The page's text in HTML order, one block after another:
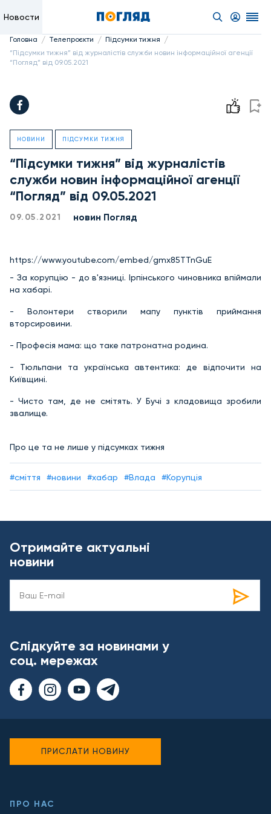
Новости
Головна / Телепроєкти / Підсумки тижня /
“Підсумки тижня” від журналістів служби новин інформаційної агенції
“Погляд” від 09.05.2021
НОВИНИ ПІДСУМКИ ТИЖНЯ
“Підсумки тижня” від журналістів
служби новин інформаційної агенції
“Погляд” від 09.05.2021
09.05.2021 новин Погляд
https://www.youtube.com/embed/gmx85TTnGuE
- За корупцію - до в'язниці. Ірпінського чиновника впіймали
на хабарі.
- Волонтери створили мапу пунктів приймання
вторсировини.
- Професія мама: що таке патронатна родина.
- Тюльпани та українська автентика: де відпочити на
Київщині.
- Чисто там, де не смітять. У Бучі з кладовища зробили
звалище.
Про це та не лише у підсумках тижня
#сміття #новини #хабар #Влада #Корупція
Отримайте актуальні
новини
Слідкуйте за новинами у
соц. мережах
ПРО НАС
ПРИСЛАТИ НОВИНУ